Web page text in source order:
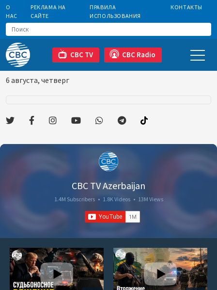
О
НАС
РЕКЛАМА НА
САЙТЕ
ПРАВИЛА
ИСПОЛЬЗОВАНИЯ
КОНТАКТЫ
CBC TV CBC Radio
6 августа, четверг
CBC TV Azerbaijan
1.4M Subscribers • 1.8K Videos • 13M Views